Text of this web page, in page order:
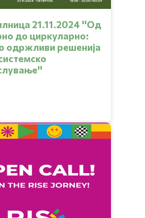
21.11.2024 ''Од
до циркуларно:
одржливи решенија